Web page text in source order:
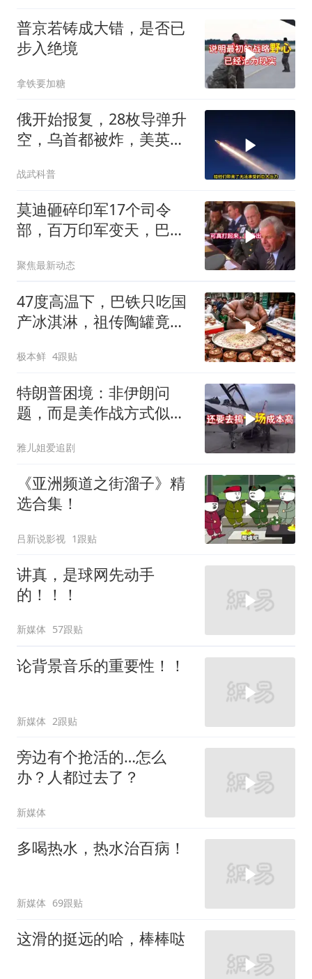
普京若铸成大错，是否已
步入绝境
拿铁要加糖
俄开始报复，28枚导弹升
空，乌首都被炸，美英法
战武科普
莫迪砸碎印军17个司令
部，百万印军变天，巴铁
聚焦最新动态
47度高温下，巴铁只吃国
产冰淇淋，祖传陶罐竟还
极本鲜 4跟贴
特朗普困境：非伊朗问
题，而是美作战方式似苏
雅儿姐爱追剧
《亚洲频道之街溜子》精
选合集！
吕新说影视 1跟贴
讲真，是球网先动手
的！！！
新媒体 57跟贴
论背景音乐的重要性！！
新媒体 2跟贴
旁边有个抢活的…怎么
办？人都过去了？
新媒体
多喝热水，热水治百病！
新媒体 69跟贴
这滑的挺远的哈，棒棒哒